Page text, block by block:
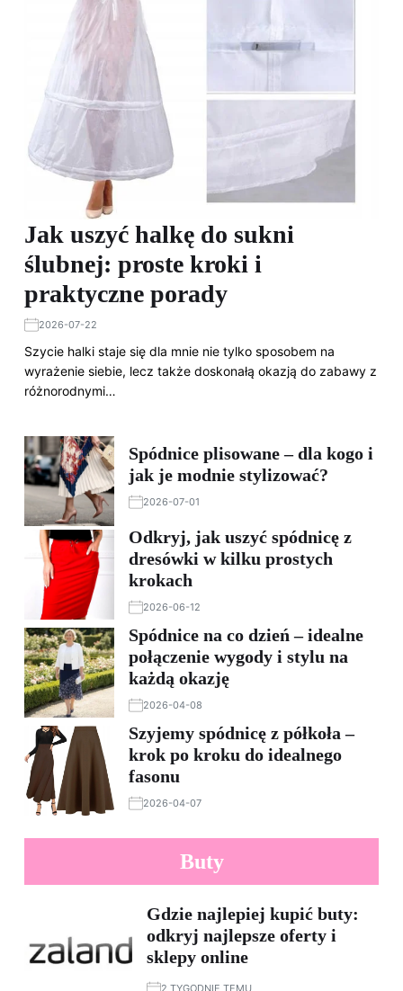
Jak uszyć halkę do sukni
ślubnej: proste kroki i
praktyczne porady
2026-07-22
Szycie halki staje się dla mnie nie tylko sposobem na
wyrażenie siebie, lecz także doskonałą okazją do zabawy z
różnorodnymi…
Spódnice plisowane – dla kogo i
jak je modnie stylizować?
2026-07-01
Odkryj, jak uszyć spódnicę z
dresówki w kilku prostych
krokach
2026-06-12
Spódnice na co dzień – idealne
połączenie wygody i stylu na
każdą okazję
2026-04-08
Szyjemy spódnicę z półkoła –
krok po kroku do idealnego
fasonu
2026-04-07
Buty
Gdzie najlepiej kupić buty:
odkryj najlepsze oferty i
sklepy online
2 TYGODNIE TEMU